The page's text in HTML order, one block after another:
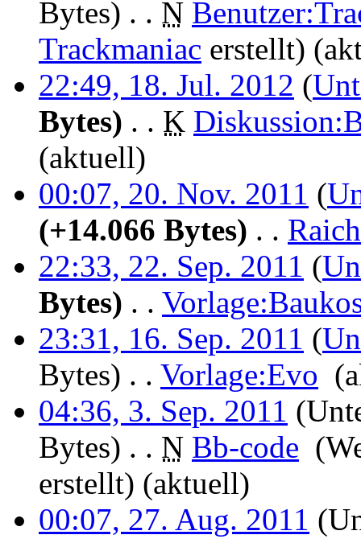
Bytes) . . N
Trackmaniac erstellt)
22:49, 18. Jul. 2012 (
Bytes) . . K
(aktuell)
00:07, 20. Nov. 2011 (
(+14.066 Bytes) . .
22:33, 22. Sep. 2011 (
Bytes) . .
23:31, 16. Sep. 2011 (
Bytes) . . Vorlage:Evo
04:36, 3. Sep. 2011
Bytes) . . N Bb-code
erstellt) (aktuell)
00:07, 27. Aug. 2011